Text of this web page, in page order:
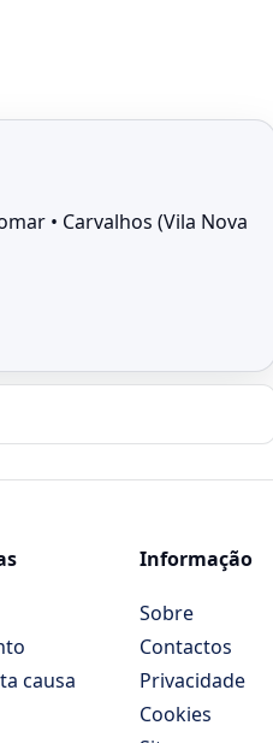
• Carvalhos (Vila Nova
causa
Informação
Sobre
Contactos
Privacidade
Cookies